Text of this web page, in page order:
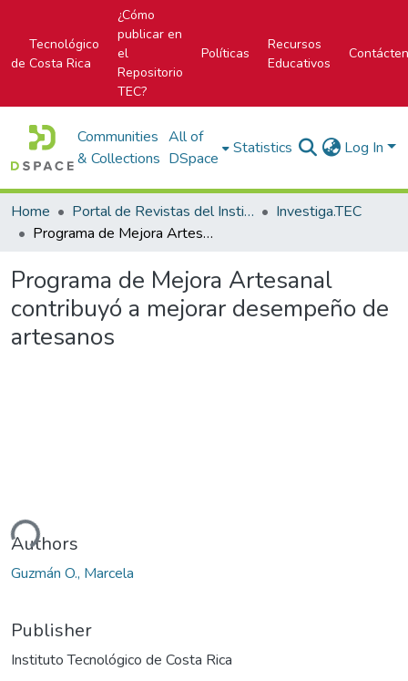
Tecnológico
de Costa Rica
¿Cómo
publicar en
el
Repositorio
TEC?
Políticas
Recursos
Educativos
Communities
& Collections
All of
DSpace
Statistics Log In
Home Portal de Revistas del Instituto Tecnológico de Costa Rica
Investiga.TEC
Programa de Mejora Artesanal contribuyó a mejorar desempeño de artesanos
Programa de Mejora Artesanal
contribuyó a mejorar desempeño de
artesanos
Authors
Guzmán O., Marcela
Publisher
Instituto Tecnológico de Costa Rica